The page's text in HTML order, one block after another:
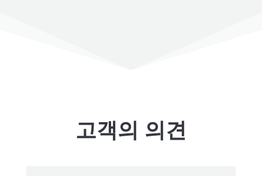
고객의 의견